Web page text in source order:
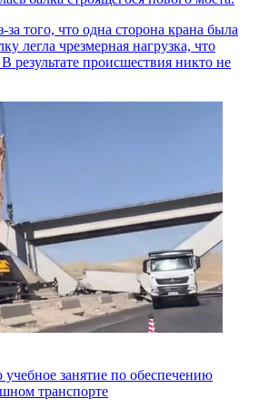
того, что одна сторона крана была
легла чрезмерная нагрузка, что
результате происшествия никто не
занятие по обеспечению
транспорте